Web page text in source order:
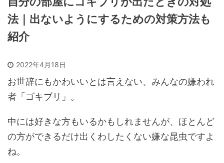
法｜出ないようにするための対策方法も
紹介
2022年4月18日
お世辞にもかわいいとは言えない、みんなの嫌われ
者「ゴキブリ」。
中には好きな方もいるかもしれませんが、ほとんど
の方ができるだけ出くわしたくない嫌な昆虫ですよ
ね。